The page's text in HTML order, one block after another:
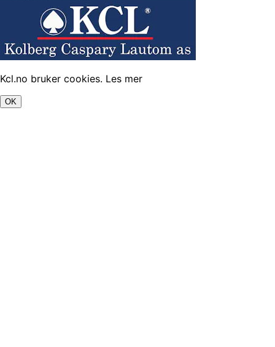
Kcl.no bruker cookies. Les mer
OK